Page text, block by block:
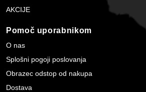
AKCIJE
Pomoč uporabnikom
O nas
Splošni pogoji poslovanja
Obrazec odstop od nakupa
Dostava